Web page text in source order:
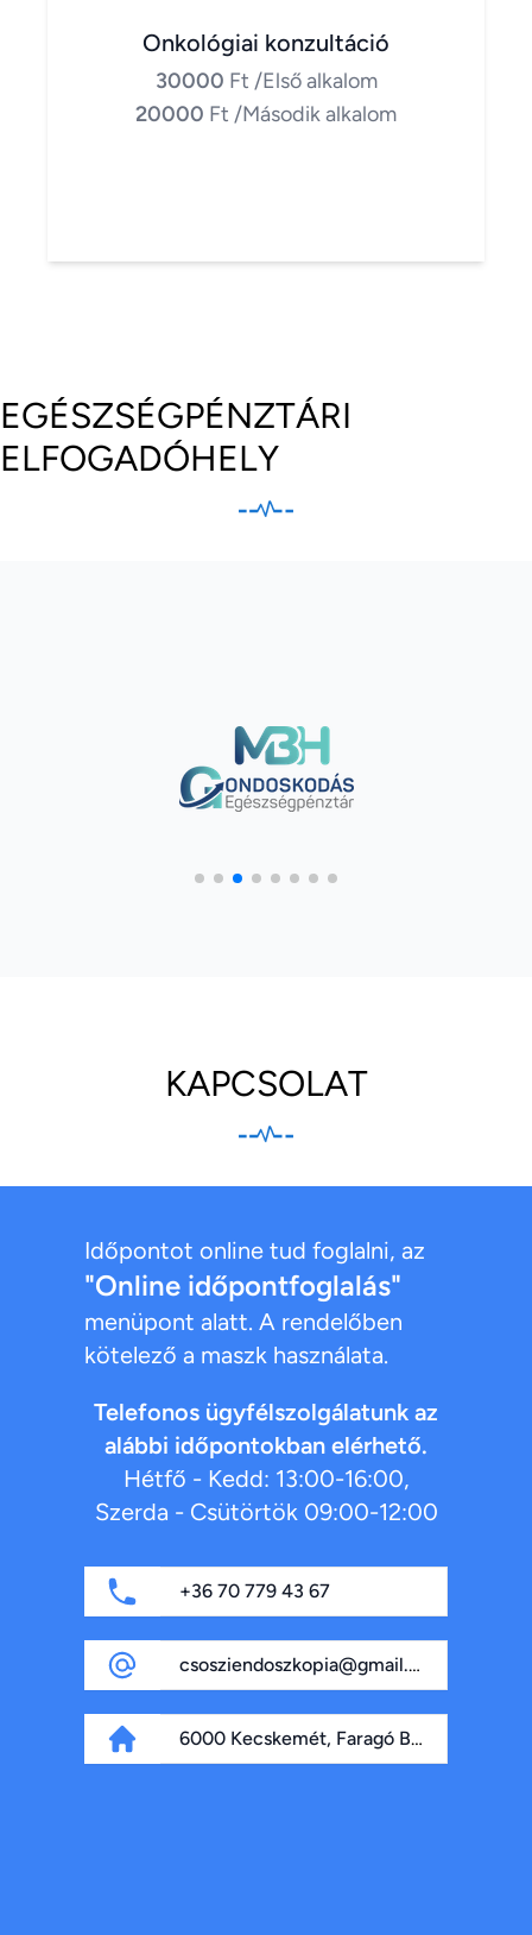
Onkológiai konzultáció
30000 Ft /Első alkalom
20000 Ft /Második alkalom
EGÉSZSÉGPÉNZTÁRI
ELFOGADÓHELY
KAPCSOLAT
Időpontot online tud foglalni, az
"Online időpontfoglalás"
menüpont alatt. A rendelőben
kötelező a maszk használata.
Telefonos ügyfélszolgálatunk az
alábbi időpontokban elérhető.
Hétfő - Kedd: 13:00-16:00,
Szerda - Csütörtök 09:00-12:00
+36 70 779 43 67
csosziendoszkopia@gmail.com
6000 Kecskemét, Faragó Béla fasor 4